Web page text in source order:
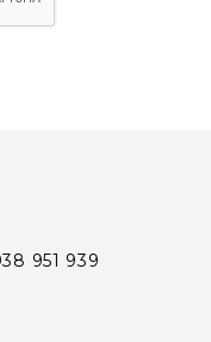
951 939